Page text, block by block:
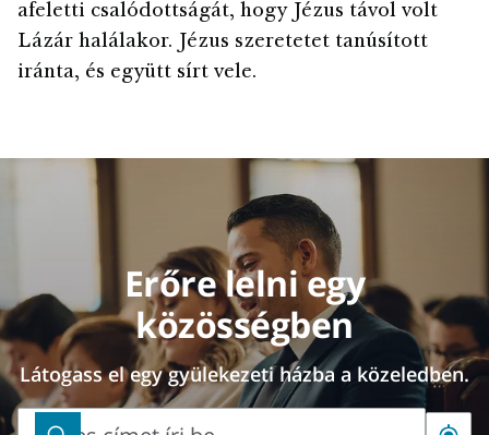
afeletti csalódottságát, hogy Jézus távol volt
Lázár halálakor. Jézus szeretetet tanúsított
iránta, és együtt sírt vele.
Erőre lelni egy
közösségben
Látogass el egy gyülekezeti házba a közeledben.